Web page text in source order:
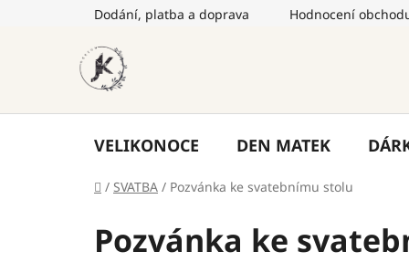
Dodání, platba a doprava Hodnocení
VELIKONOCE DEN MATEK
Domů
/ SVATBA / Pozvánka ke svatebnímu stolu
Pozvánka ke